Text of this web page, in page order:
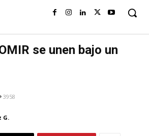
se unen bajo un
3958
G.